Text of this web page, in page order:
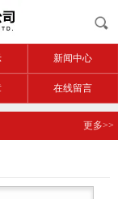
新闻中心
在线留言
更多>>